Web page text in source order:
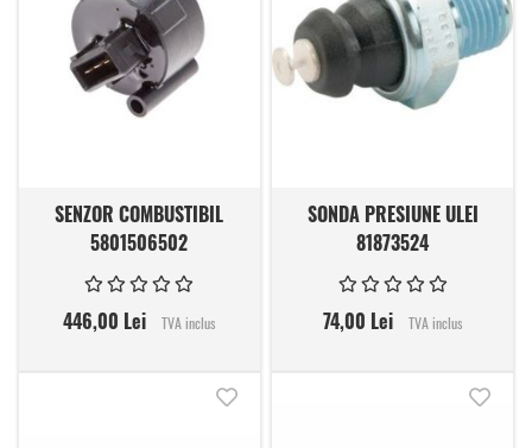
SENZOR COMBUSTIBIL
5801506502
446,00 Lei TVA inclus
SONDA PRESIUNE ULEI
81873524
74,00 Lei TVA inclus